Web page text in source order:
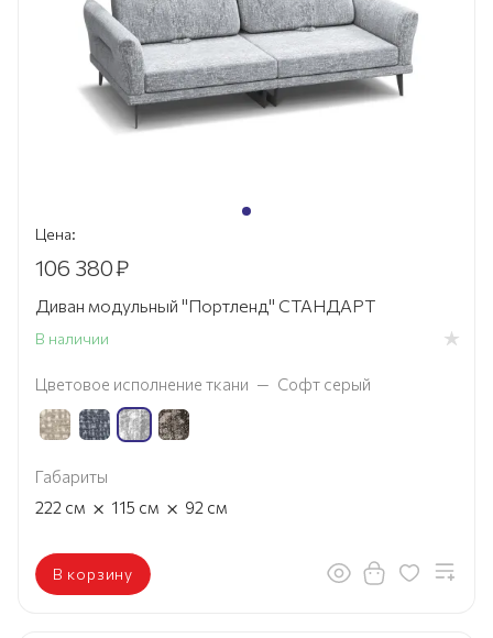
Цена:
106 380₽
Диван модульный "Портленд" СТАНДАРТ
В наличии
Цветовое исполнение ткани — Софт серый
Габариты
222 см × 115 см × 92 см
В корзину